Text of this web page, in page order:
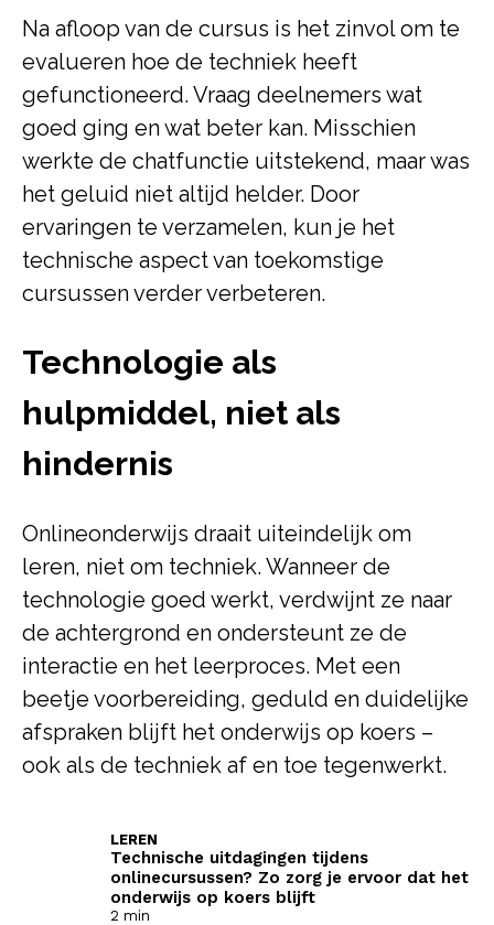
Na afloop van de cursus is het zinvol om te
evalueren hoe de techniek heeft
gefunctioneerd. Vraag deelnemers wat
goed ging en wat beter kan. Misschien
werkte de chatfunctie uitstekend, maar was
het geluid niet altijd helder. Door
ervaringen te verzamelen, kun je het
technische aspect van toekomstige
cursussen verder verbeteren.
Technologie als
hulpmiddel, niet als
hindernis
Onlineonderwijs draait uiteindelijk om
leren, niet om techniek. Wanneer de
technologie goed werkt, verdwijnt ze naar
de achtergrond en ondersteunt ze de
interactie en het leerproces. Met een
beetje voorbereiding, geduld en duidelijke
afspraken blijft het onderwijs op koers –
ook als de techniek af en toe tegenwerkt.
Technische uitdagingen tijdens
onlinecursussen? Zo zorg je ervoor dat het
onderwijs op koers blijft
LEREN
2 min